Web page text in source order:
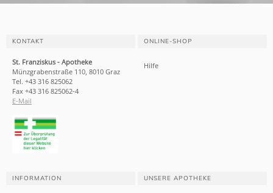
KONTAKT
St. Franziskus - Apotheke
Münzgrabenstraße 110, 8010 Graz
Tel. +43 316 825062
Fax +43 316 825062-4
E-Mail
ONLINE-SHOP
Hilfe
INFORMATION UNSERE APOTHEKE